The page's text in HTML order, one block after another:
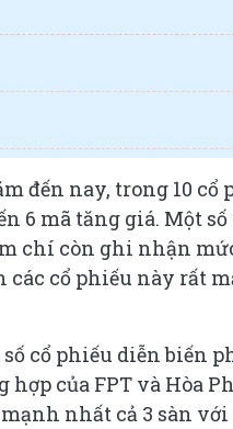
đến nay, trong 10
6 mã tăng giá. Một
chí còn ghi nhận
cổ phiếu này rất
số cổ phiếu diễn biến
của FPT và Hòa
nhất cả 3 sàn